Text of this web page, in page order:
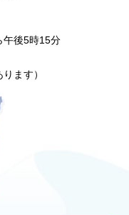
午後5時15分
ます）